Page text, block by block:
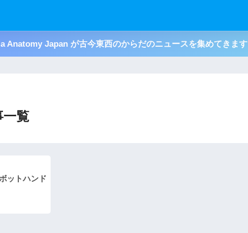
Anatomy Japan が古今東西のからだのニュースを集めてきます
一覧
ットハンド